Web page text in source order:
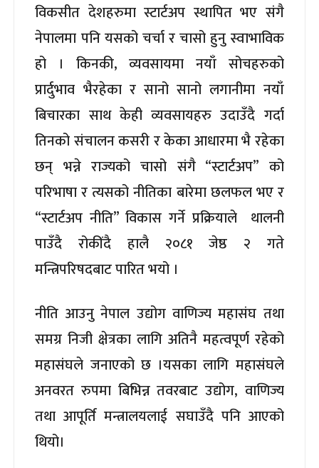
विकसीत देशहरुमा स्टार्टअप स्थापित भए संगै
नेपालमा पनि यसको चर्चा र चासो हुनु स्वाभाविक
हो । किनकी, व्यवसायमा नयाँ सोचहरुको
प्रार्दुभाव भैरहेका र सानो सानो लगानीमा नयाँ
बिचारका साथ केही व्यवसायहरु उदाउँदै गर्दा
तिनको संचालन कसरी र केका आधारमा भै रहेका
छन् भन्ने राज्यको चासो संगै “स्टार्टअप” को
परिभाषा र त्यसको नीतिका बारेमा छलफल भए र
“स्टार्टअप नीति” विकास गर्ने प्रक्रियाले थालनी
पाउँदै रोकींदै हालै २०८१ जेष्ठ २ गते
मन्त्रिपरिषदबाट पारित भयो ।
नीति आउनु नेपाल उद्योग वाणिज्य महासंघ तथा
समग्र निजी क्षेत्रका लागि अतिनै महत्वपूर्ण रहेको
महासंघले जनाएको छ ।यसका लागि महासंघले
अनवरत रुपमा बिभिन्न तवरबाट उद्योग, वाणिज्य
तथा आपूर्ति मन्त्रालयलाई सघाउँदै पनि आएको
थियो।